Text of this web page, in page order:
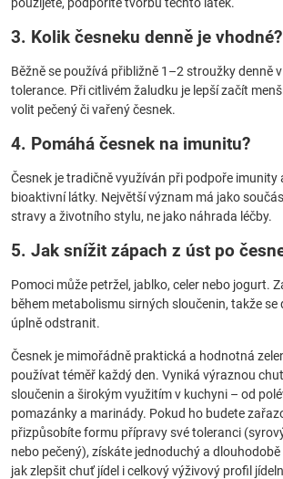
3. Kolik česneku denně je vhodné?
Běžně se používá přibližně 1–2 stroužky denně
tolerance. Při citlivém žaludku je lepší začít
volit pečený či vařený česnek.
4. Pomáhá česnek na imunitu?
Česnek je tradičně využíván při podpoře imunity
bioaktivní látky. Největší význam má jako
stravy a životního stylu, ne jako náhrada léčby.
5. Jak snížit zápach z úst po
Pomoci může petržel, jablko, celer nebo jogurt.
během metabolismu sirných sloučenin, takže se
úplně odstranit.
Česnek je mimořádně praktická a hodnotná
používat téměř každý den. Vyniká výraznou
sloučenin a širokým využitím v kuchyni – od
pomazánky a marinády. Pokud ho budete
přizpůsobíte formu přípravy své toleranci
nebo pečený), získáte jednoduchý a
jak zlepšit chuť jídel i celkový výživový profil